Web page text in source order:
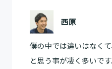
西原
僕の中では違いはなく
と思う事が凄く多いで